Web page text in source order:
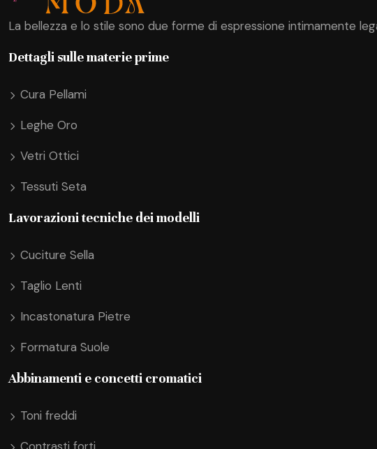
La bellezza e lo stile sono due forme di espressione intimamente
Dettagli sulle materie prime
Cura Pellami
Leghe Oro
Vetri Ottici
Tessuti Seta
Lavorazioni tecniche dei modelli
Cuciture Sella
Taglio Lenti
Incastonatura Pietre
Formatura Suole
Abbinamenti e concetti cromatici
Toni freddi